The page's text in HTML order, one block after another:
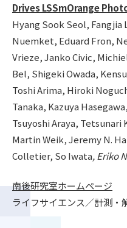
Drives LSSmOrange
Hyang Sook Seol,
Nuemket, Eduard Fron,
Vrieze, Janko Civic,
Bel, Shigeki Owada,
Toshi Arima, Hiroki
Tanaka, Kazuya
Tsuyoshi Araya,
Martin Weik, Jeremy N.
Colletier, So Iwata, Eriko
南後研究室ホームページ
ライフサイエンス／計測